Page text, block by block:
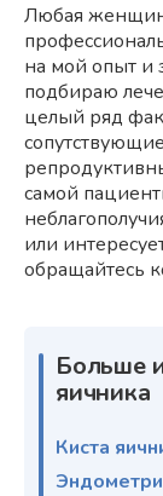
Любая
на мой опыт и
подбираю
целый ряд
самой
или
обращайтесь
Больше
яичника
Киста